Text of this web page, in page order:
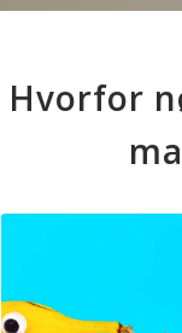
Hvorfor